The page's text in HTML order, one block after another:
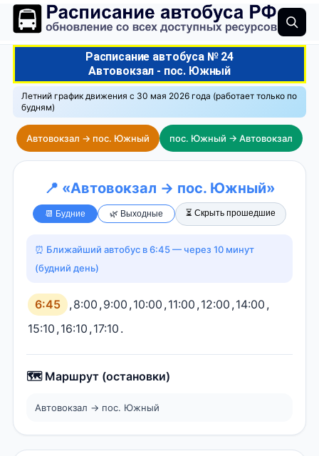
Расписание автобуса № 24
Автовокзал - пос. Южный
Летний график движения с 30 мая 2026 года (работает только по
будням)
Автовокзал → пос. Южный пос. Южный → Автовокзал
📍 «Автовокзал → пос. Южный»
📆 Будние 🌿 Выходные ⏳ Скрыть прошедшие
⏰ Ближайший автобус в 6:45 — через 10 минут
(будний день)
6:45 ,8:00 ,9:00 ,10:00 ,11:00 ,12:00 ,14:00 ,
15:10 ,16:10 ,17:10 .
🗺️ Маршрут (остановки)
Автовокзал → пос. Южный